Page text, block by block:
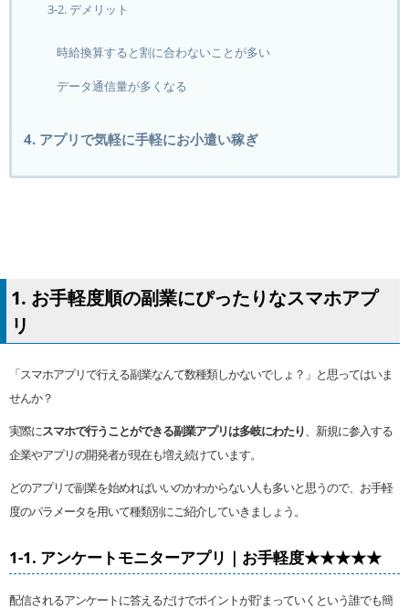
3-2. デメリット
時給換算すると割に合わないことが多い
データ通信量が多くなる
4. アプリで気軽に手軽にお小遣い稼ぎ
1. お手軽度順の副業にぴったりなスマホアプ
リ
「スマホアプリで行える副業なんて数種類しかないでしょ？」と思ってはいま
せんか？
実際にスマホで行うことができる副業アプリは多岐にわたり、新規に参入する
企業やアプリの開発者が現在も増え続けています。
どのアプリで副業を始めればいいのかわからない人も多いと思うので、お手軽
度のパラメータを用いて種類別にご紹介していきましょう。
1-1. アンケートモニターアプリ｜お手軽度★★★★★
配信されるアンケートに答えるだけでポイントが貯まっていくという誰でも簡